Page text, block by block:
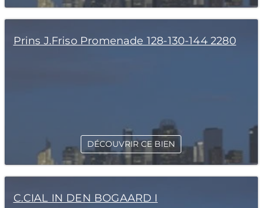
Prins J.Friso Promenade 128-130-144 2280
DÉCOUVRIR CE BIEN
C.CIAL IN DEN BOGAARD I